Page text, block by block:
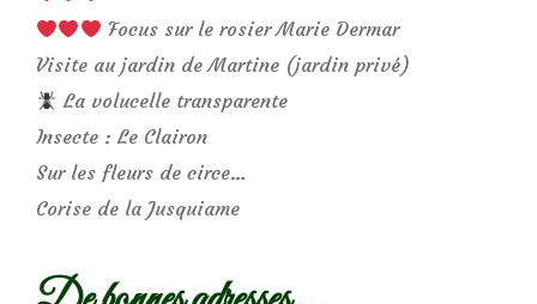
Focus sur le rosier Marie Dermar
Visite au jardin de Martine (jardin privé)
La volucelle transparente
Insecte : Le Clairon
Sur les fleurs de circe…
Corise de la Jusquiame